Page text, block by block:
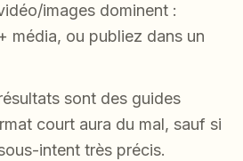
images dominent :
média, ou publiez dans un
sont des guides
court aura du mal, sauf si
intent très précis.